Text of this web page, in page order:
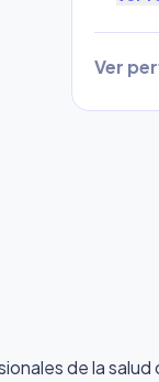
Ver
de la